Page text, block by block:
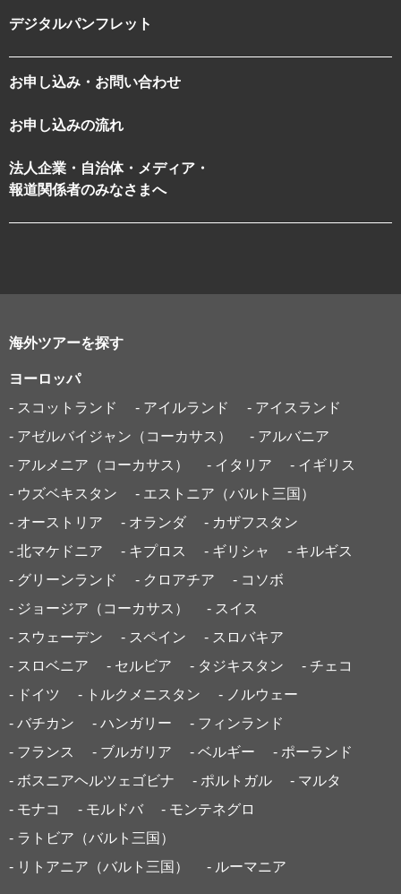
デジタルパンフレット
お申し込み・お問い合わせ
お申し込みの流れ
法人企業・自治体・メディア・
報道関係者のみなさまへ
海外ツアーを探す
ヨーロッパ
- スコットランド
- アイルランド
- アイスランド
- アゼルバイジャン（コーカサス）
- アルバニア
- アルメニア（コーカサス）
- イタリア
- イギリス
- ウズベキスタン
- エストニア（バルト三国）
- オーストリア
- オランダ
- カザフスタン
- 北マケドニア
- キプロス - ギリシャ
- キルギス
- グリーンランド
- クロアチア
- コソボ
- ジョージア（コーカサス）
- スイス
- スウェーデン
- スペイン
- スロバキア
- スロベニア
- セルビア - タジキスタン
- チェコ
- ドイツ
- トルクメニスタン
- ノルウェー
- バチカン
- ハンガリー
- フィンランド
- フランス
- ブルガリア - ベルギー
- ポーランド
- ボスニアヘルツェゴビナ
- ポルトガル
- マルタ
- モナコ
- モルドバ
- モンテネグロ
- ラトビア（バルト三国）
- リトアニア（バルト三国）
- ルーマニア